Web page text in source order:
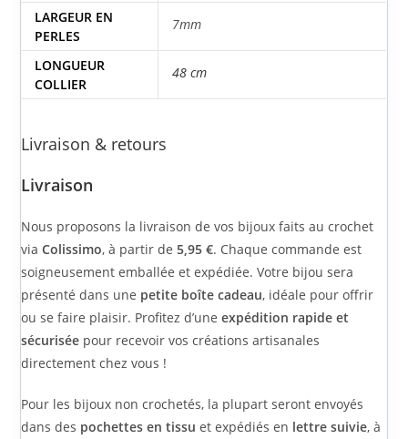
LARGEUR EN
PERLES
7mm
LONGUEUR
COLLIER
48 cm
Livraison & retours
Livraison
Nous proposons la livraison de vos bijoux faits au crochet
viaColissimo, à partir de5,95 €. Chaque commande est
soigneusement emballée et expédiée. Votre bijou sera
présenté dans une petite boîte cadeau, idéale pour offrir
ou se faire plaisir. Profitez d’uneexpédition rapide et
sécurisée pour recevoir vos créations artisanales
directement chez vous !
Pour les bijoux non crochetés, la plupart seront envoyés
dans des pochettes en tissu et expédiés en lettre suivie, à